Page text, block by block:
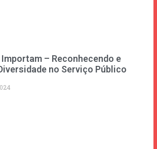
– Reconhecendo e
no Serviço Público